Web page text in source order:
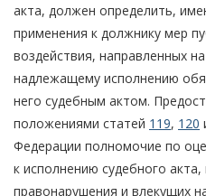
акта, должен определить,
применения к должнику мер
воздействия, направленных
надлежащему исполнению
него судебным актом.
положениями статей 119, 120
Федерации полномочие по
к исполнению судебного
правонарушения и влекущих